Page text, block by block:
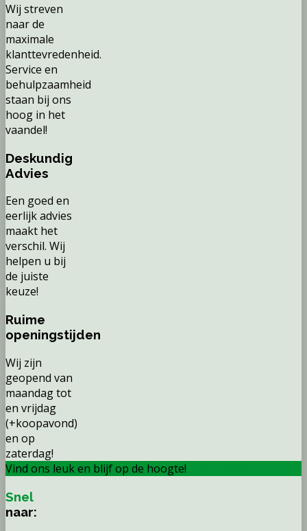
Wij streven
naar de
maximale
klanttevredenheid.
Service en
behulpzaamheid
staan bij ons
hoog in het
vaandel!
Deskundig
Advies
Een goed en
eerlijk advies
maakt het
verschil. Wij
helpen u bij
de juiste
keuze!
Ruime
openingstijden
Wij zijn
geopend van
maandag tot
en vrijdag
(+koopavond)
en op
zaterdag!
Vind ons leuk en blijf op de hoogte!
Snel
naar: